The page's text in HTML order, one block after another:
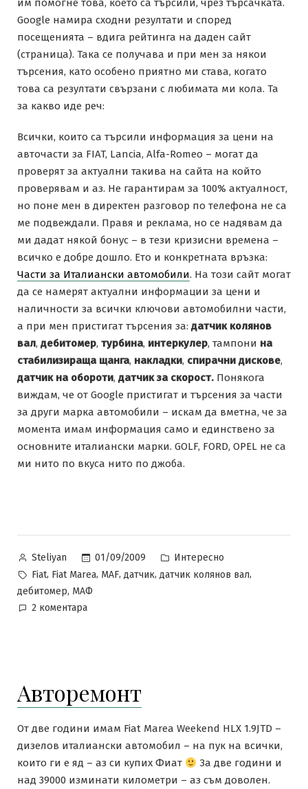
им помогне това, което са търсили, чрез търсачката.
Google намира сходни резултати и според
посещенията – вдига рейтинга на даден сайт
(страница). Така се получава и при мен за някои
търсения, като особено приятно ми става, когато
това са резултати свързани с любимата ми кола. Та
за какво иде реч:
Всички, които са търсили информация за цени на
авточасти за FIAT, Lancia, Alfa-Romeo – могат да
проверят за актуални такива на сайта на който
проверявам и аз. Не гарантирам за 100% актуалност,
но поне мен в директен разговор по телефона не са
ме подвеждали. Правя и реклама, но се надявам да
ми дадат някой бонус – в тези кризисни времена –
всичко е добре дошло. Ето и конкретната връзка:
Части за Италиански автомобили. На този сайт могат
да се намерят актуални информации за цени и
наличности за всички ключови автомобилни части,
а при мен пристигат търсения за: датчик колянов
вал, дебитомер, турбина, интеркулер, тампони на
стабилизираща щанга, накладки, спирачни дискове,
датчик на обороти, датчик за скорост. Понякога
виждам, че от Google пристигат и търсения за части
за други марка автомобили – искам да вметна, че за
момента имам информация само и единствено за
основните италиански марки. GOLF, FORD, OPEL не са
ми нито по вкуса нито по джоба.
Posted
by
Steliyan 01/09/2009
Posted
in
Интересно
Tags:
Fiat, Fiat Marea, MAF, датчик, датчик колянов вал,
дебитомер, МАФ
2 коментараза
Авторемонт
От две години имам Fiat Marea Weekend HLX 1.9JTD –
дизелов италиански автомобил – на пук на всички,
които ги е яд – аз си купих Фиат
За две години и
над 39000 изминати километри – аз съм доволен.